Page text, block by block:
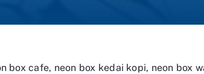
box cafe, neon box kedai kopi, neon box